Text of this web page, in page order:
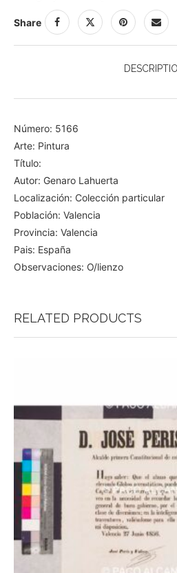
Share
Número: 5166
Arte: Pintura
Título:
Autor: Genaro Lahuerta
Localización: Colección particular
Población: Valencia
Provincia: Valencia
Pais: España
Observaciones: O/lienzo
RELATED PRODUCTS